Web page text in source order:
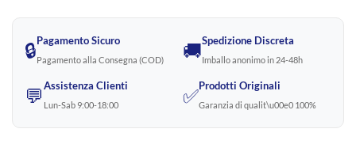
🔒Pagamento Sicuro
Pagamento alla Consegna (COD) 🚚Spedizione Discreta
Imballo anonimo in 24-48h
💬Assistenza Clienti
Lun-Sab 9:00-18:00 ✅Prodotti Originali
Garanzia di qualit\u00e0 100%